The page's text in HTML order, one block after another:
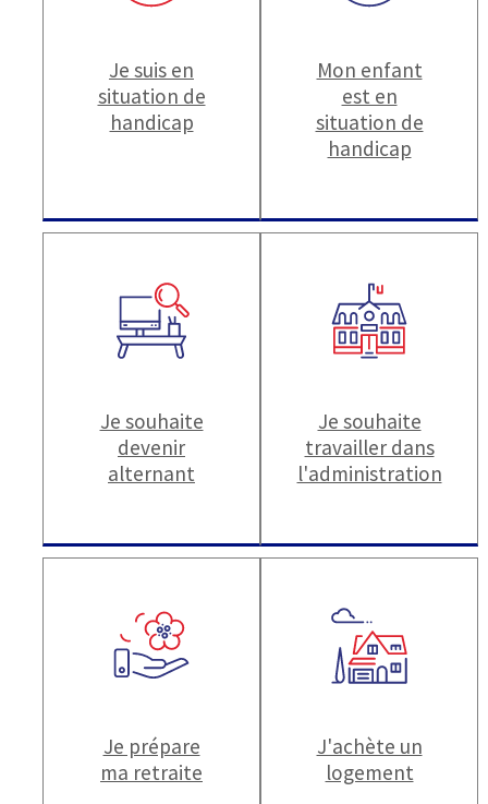
Je suis en
situation de
handicap
Mon enfant
est en
situation de
handicap
Je souhaite
devenir
alternant
Je souhaite
travailler dans
l'administration
Je prépare
ma retraite
J'achète un
logement